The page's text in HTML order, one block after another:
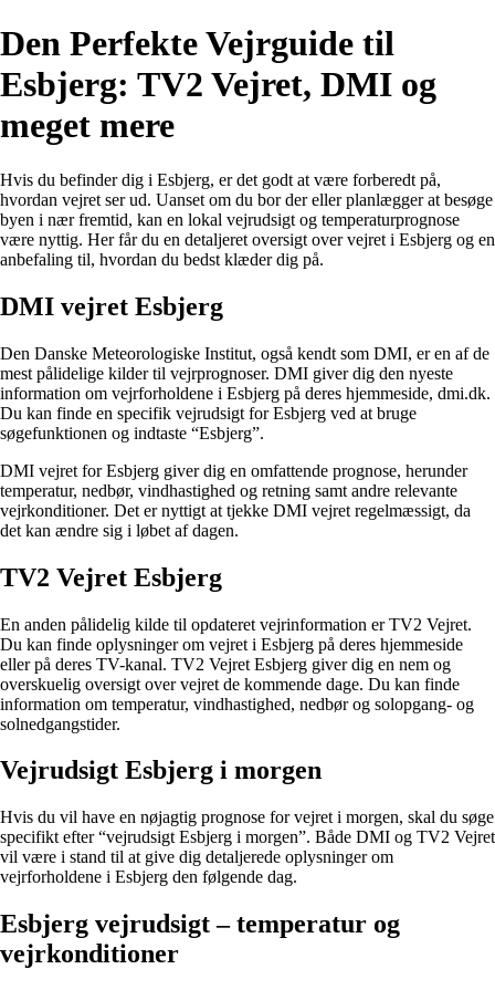
Den Perfekte Vejrguide til
Esbjerg: TV2 Vejret, DMI og
meget mere
Hvis du befinder dig i Esbjerg, er det godt at være forberedt på,
hvordan vejret ser ud. Uanset om du bor der eller planlægger at besøge
byen i nær fremtid, kan en lokal vejrudsigt og temperaturprognose
være nyttig. Her får du en detaljeret oversigt over vejret i Esbjerg og en
anbefaling til, hvordan du bedst klæder dig på.
DMI vejret Esbjerg
Den Danske Meteorologiske Institut, også kendt som DMI, er en af de
mest pålidelige kilder til vejrprognoser. DMI giver dig den nyeste
information om vejrforholdene i Esbjerg på deres hjemmeside, dmi.dk.
Du kan finde en specifik vejrudsigt for Esbjerg ved at bruge
søgefunktionen og indtaste “Esbjerg”.
DMI vejret for Esbjerg giver dig en omfattende prognose, herunder
temperatur, nedbør, vindhastighed og retning samt andre relevante
vejrkonditioner. Det er nyttigt at tjekke DMI vejret regelmæssigt, da
det kan ændre sig i løbet af dagen.
TV2 Vejret Esbjerg
En anden pålidelig kilde til opdateret vejrinformation er TV2 Vejret.
Du kan finde oplysninger om vejret i Esbjerg på deres hjemmeside
eller på deres TV-kanal. TV2 Vejret Esbjerg giver dig en nem og
overskuelig oversigt over vejret de kommende dage. Du kan finde
information om temperatur, vindhastighed, nedbør og solopgang- og
solnedgangstider.
Vejrudsigt Esbjerg i morgen
Hvis du vil have en nøjagtig prognose for vejret i morgen, skal du søge
specifikt efter “vejrudsigt Esbjerg i morgen”. Både DMI og TV2 Vejret
vil være i stand til at give dig detaljerede oplysninger om
vejrforholdene i Esbjerg den følgende dag.
Esbjerg vejrudsigt – temperatur og
vejrkonditioner